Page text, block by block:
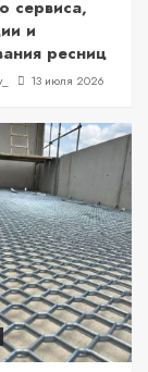
сервиса,
и
ресниц
13 июля 2026